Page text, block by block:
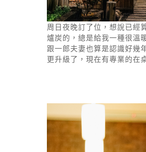
周日夜晚訂了位，想說已經
爐炭的，總是給我一種很溫
跟一郎夫妻也算是認識好幾
更升級了，現在有專業的在